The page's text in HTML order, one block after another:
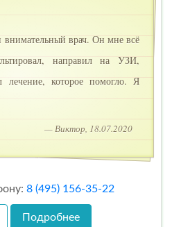
врач. Он мне всё
направил на УЗИ,
лечение, которое помогло. Я
— Виктор, 18.07.2020
8 (495) 156-35-22
Подробнее